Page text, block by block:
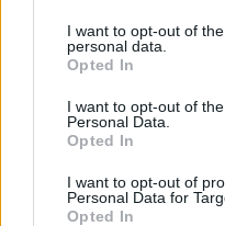
I want to opt-out of
personal data.
Opted In
I want to opt-out of
Personal Data.
Opted In
I want to opt-out of
Personal Data for
Opted In
VAI ALLA